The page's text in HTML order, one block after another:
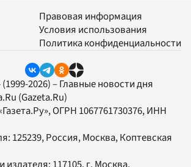
Правовая информация
Условия использования
Политика конфиденциальности
2026) – Главные новости дня
(Gazeta.Ru)
, ОГРН 1067761730376, ИНН
125239, Россия, Москва, Коптевская